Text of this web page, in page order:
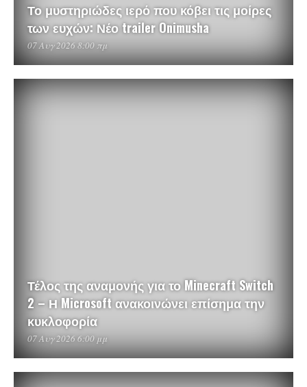
Το μυστηριώδες ιερό που κόβει τις μοίρες
των ευχών: Νέο trailer Onimusha
07 Αυγ 2026 8:00 πμ
Τέλος της αναμονής για το Minecraft Switch
2 – Η Microsoft ανακοινώνει επίσημα την
κυκλοφορία
07 Αυγ 2026 6:00 μμ